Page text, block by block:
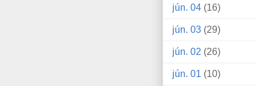
jún. 04 (16)
jún. 03 (29)
jún. 02 (26)
jún. 01 (10)